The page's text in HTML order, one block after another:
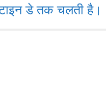
डे तक चलती है।